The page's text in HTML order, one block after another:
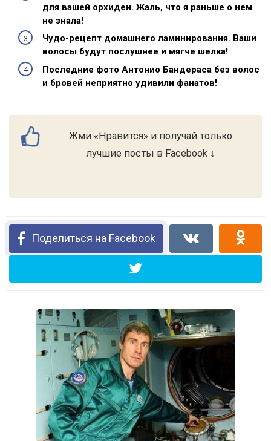
для вашей орхидеи. Жаль, что я раньше о нем
не знала!
Чудо-рецепт домашнего ламинирования. Ваши
волосы будут послушнее и мягче шелка!
Последние фото Антонио Бандераса без волос
и бровей неприятно удивили фанатов!
Жми «Нравится» и получай только
лучшие посты в Facebook ↓
Поделиться на Facebook